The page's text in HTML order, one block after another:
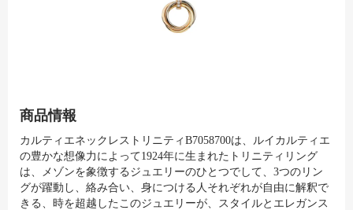
商品情報
カルティエネックレストリニティB7058700は、ルイカルティエ
の豊かな想像力によって1924年に生まれたトリニティリング
は、メゾンを象徴するジュエリーのひとつでして、3つのリン
グが躍動し、絡み合い、身につける人それぞれが自由に解釈で
きる、時を超越したこのジュエリーが、スタイルとエレガンス